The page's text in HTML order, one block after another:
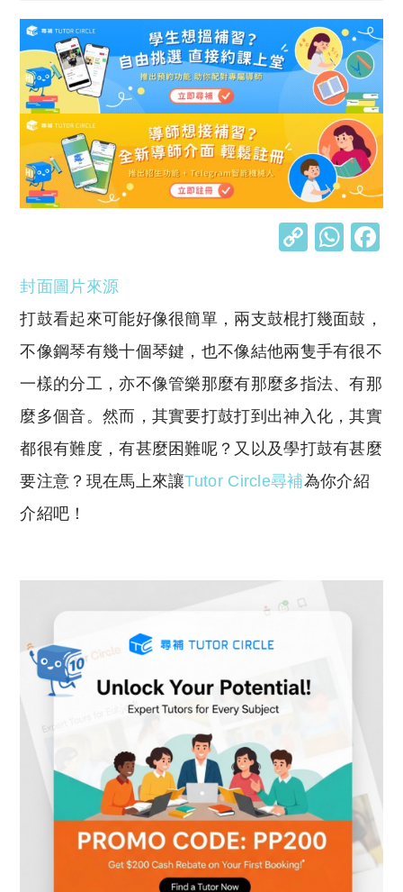
C
y
Li
n
k
W
s
A
p
p
封面圖片來源
打鼓看起來可能好像很簡單，兩支鼓棍打幾面鼓，
不像鋼琴有幾十個琴鍵，也不像結他兩隻手有很不
一樣的分工，亦不像管樂那麼有那麼多指法、有那
麼多個音。然而，其實要打鼓打到出神入化，其實
都很有難度，有甚麼困難呢？又以及學打鼓有甚麼
要注意？現在馬上來讓Tutor Circle尋補為你介紹
介紹吧！